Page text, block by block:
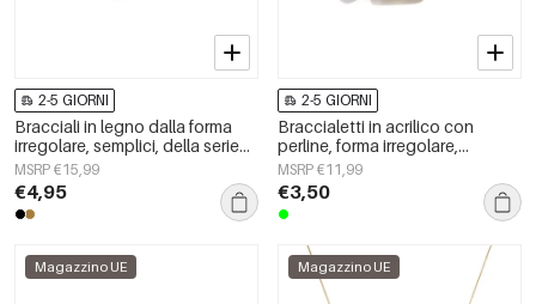
2-5 GIORNI
Bracciali in legno dalla forma
irregolare, semplici, della serie
Simple, per tutti i giorni, gioielli
da donna.
MSRP €15,99
€4,95
2-5 GIORNI
Braccialetti in acrilico con
perline, forma irregolare,
semplici, per tutti i giorni, serie
Simple, gioielli da donna
MSRP €11,99
€3,50
Magazzino UE Magazzino UE